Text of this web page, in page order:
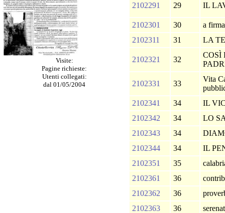
Visite:
Pagine richieste:
Utenti collegati:
dal 01/05/2004
2102291 29 IL
2102301 30
a
2102311
31 LA
2102321 32
COSÌ
2102331 33
Vita
2102341
34
IL
2102342
34
LO
2102343
34
2102344
34
IL
2102351
35
2102361
36
2102362
36
2102363
36